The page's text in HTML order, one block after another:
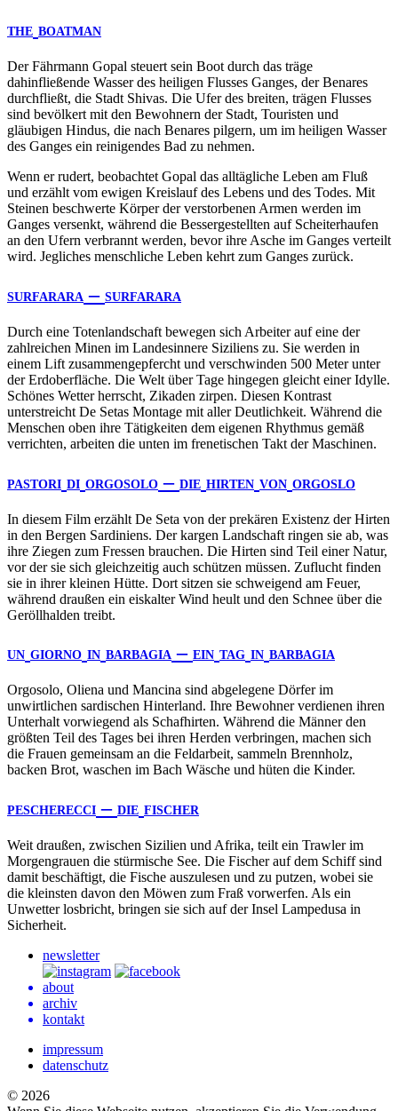
THE BOATMAN
Der Fährmann Gopal steuert sein Boot durch das träge
dahinfließende Wasser des heiligen Flusses Ganges, der Benares
durchfließt, die Stadt Shivas. Die Ufer des breiten, trägen Flusses
sind bevölkert mit den Bewohnern der Stadt, Touristen und
gläubigen Hindus, die nach Benares pilgern, um im heiligen Wasser
des Ganges ein reinigendes Bad zu nehmen.
Wenn er rudert, beobachtet Gopal das alltägliche Leben am Fluß
und erzählt vom ewigen Kreislauf des Lebens und des Todes. Mit
Steinen beschwerte Körper der verstorbenen Armen werden im
Ganges versenkt, während die Bessergestellten auf Scheiterhaufen
an den Ufern verbrannt werden, bevor ihre Asche im Ganges verteilt
wird. Jegliches menschliche Leben kehrt zum Ganges zurück.
SURFARARA – SURFARARA
Durch eine Totenlandschaft bewegen sich Arbeiter auf eine der
zahlreichen Minen im Landesinnere Siziliens zu. Sie werden in
einem Lift zusammengepfercht und verschwinden 500 Meter unter
der Erdoberfläche. Die Welt über Tage hingegen gleicht einer Idylle.
Schönes Wetter herrscht, Zikaden zirpen. Diesen Kontrast
unterstreicht De Setas Montage mit aller Deutlichkeit. Während die
Menschen oben ihre Tätigkeiten dem eigenen Rhythmus gemäß
verrichten, arbeiten die unten im frenetischen Takt der Maschinen.
PASTORI DI ORGOSOLO – DIE HIRTEN VON ORGOSLO
In diesem Film erzählt De Seta von der prekären Existenz der Hirten
in den Bergen Sardiniens. Der kargen Landschaft ringen sie ab, was
ihre Ziegen zum Fressen brauchen. Die Hirten sind Teil einer Natur,
vor der sie sich gleichzeitig auch schützen müssen. Zuflucht finden
sie in ihrer kleinen Hütte. Dort sitzen sie schweigend am Feuer,
während draußen ein eiskalter Wind heult und den Schnee über die
Geröllhalden treibt.
UN GIORNO IN BARBAGIA – EIN TAG IN BARBAGIA
Orgosolo, Oliena und Mancina sind abgelegene Dörfer im
unwirtlichen sardischen Hinterland. Ihre Bewohner verdienen ihren
Unterhalt vorwiegend als Schafhirten. Während die Männer den
größten Teil des Tages bei ihren Herden verbringen, machen sich
die Frauen gemeinsam an die Feldarbeit, sammeln Brennholz,
backen Brot, waschen im Bach Wäsche und hüten die Kinder.
PESCHERECCI – DIE FISCHER
Weit draußen, zwischen Sizilien und Afrika, teilt ein Trawler im
Morgengrauen die stürmische See. Die Fischer auf dem Schiff sind
damit beschäftigt, die Fische auszulesen und zu putzen, wobei sie
die kleinsten davon den Möwen zum Fraß vorwerfen. Als ein
Unwetter losbricht, bringen sie sich auf der Insel Lampedusa in
Sicherheit.
newsletter
about
archiv
kontakt
impressum
datenschutz
© 2026